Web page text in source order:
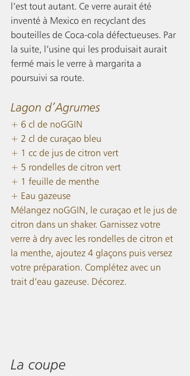
l’est tout autant. Ce verre aurait été
inventé à Mexico en recyclant des
bouteilles de Coca-cola défectueuses. Par
la suite, l’usine qui les produisait aurait
fermé mais le verre à margarita a
poursuivi sa route.
Lagon d’Agrumes
+ 6 cl de noGGIN
+ 2 cl de curaçao bleu
+ 1 cc de jus de citron vert
+ 5 rondelles de citron vert
+ 1 feuille de menthe
+ Eau gazeuse
Mélangez noGGIN, le curaçao et le jus de
citron dans un shaker. Garnissez votre
verre à dry avec les rondelles de citron et
la menthe, ajoutez 4 glaçons puis versez
votre préparation. Complétez avec un
trait d’eau gazeuse. Décorez.
La coupe